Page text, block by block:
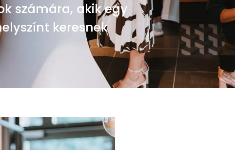
számára, akik egy
keresnek